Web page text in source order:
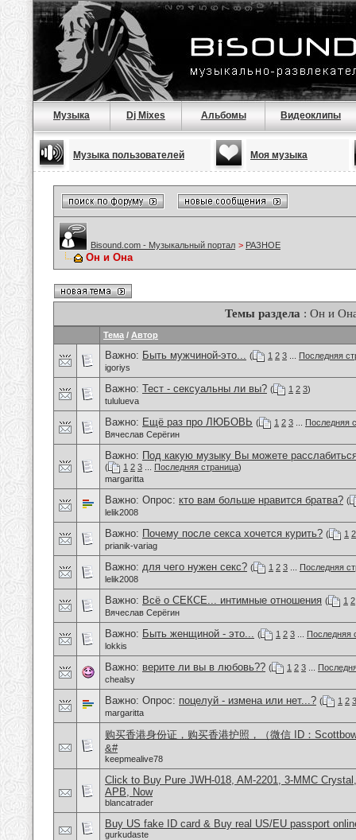
Музыка Dj Mixes Альбомы Видеоклипы
Музыка пользователей Моя музыка
Bisound.com - Музыкальный портал > РАЗНОЕ
Он и Она
Темы раздела : Он и
Тема / Автор
Важно: Быть мужчиной-это... ( 1 2 3
Последняя
igoriys
Важно: Тест - сексуальны ли вы? ( 1 2 3)
tululueva
Важно: Ещё раз про ЛЮБОВЬ ( 1 2 3
Последняя
Вячеслав Серёгин
Важно: Под какую музыку Вы можете
( 1 2 3 Последняя страница)
margaritta
Важно: Опрос: кто вам больше нравится братва? (
lelik2008
Важно: Почему после секса хочется курить? ( 1 2
prianik-variag
Важно: для чего нужен секс? ( 1 2 3
Последняя
lelik2008
Важно: Всё о СЕКСЕ... интимные отношения ( 1 2
Вячеслав Серёгин
Важно: Быть женщиной - это... ( 1 2 3
Последняя
lokkis
Важно: верите ли вы в любовь?? ( 1 2 3
chealsy
Важно: Опрос: поцелуй - измена или нет...? ( 1 2 3
margaritta
购买香港身份证，购买香港护照，（微信 ID：
&#
keepmealive78
Click to Buy Pure JWH-018, AM-2201, 3-MMC
APB, Now
blancatrader
Buy US fake ID card & Buy real US/EU passport
gurkudaste